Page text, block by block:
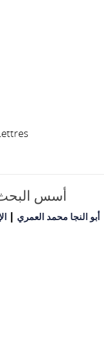
أسس البحث
أبو النجا محمد العمري |